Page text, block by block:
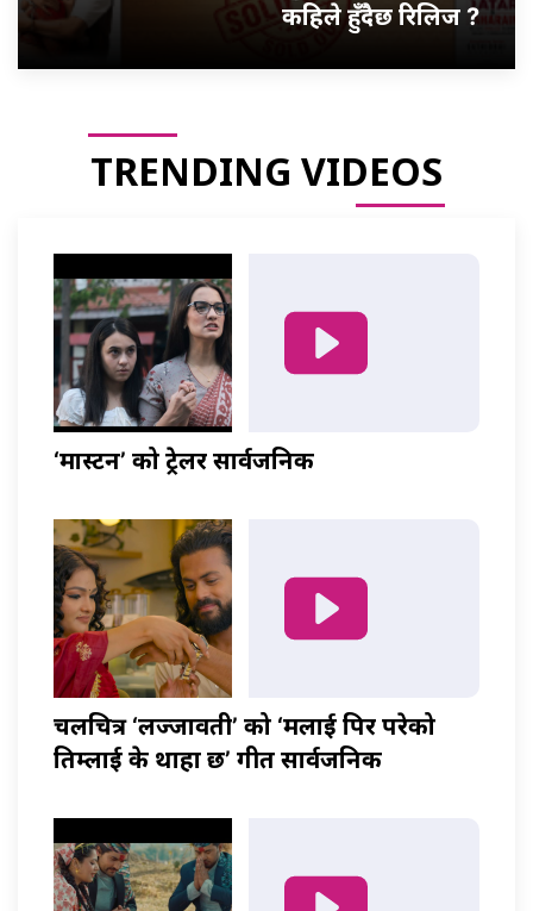
कहिले हुँदैछ रिलिज ?
TRENDING VIDEOS
‘मास्टर्नी’ को ट्रेलर सार्वजनिक
चलचित्र ‘लज्जावती’ को ‘मलाई पिर परेको
तिम्लाई के थाहा छ’ गीत सार्वजनिक